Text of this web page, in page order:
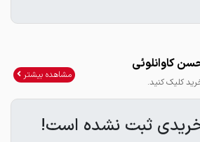
کاوانلوئی
کلیک کنید.
مشاهده بیشتر
ثبت نشده است!